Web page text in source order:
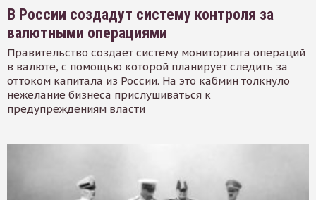
В России создадут систему контроля за
валютными операциями
Правительство создает систему мониторинга операций
в валюте, с помощью которой планирует следить за
оттоком капитала из России. На это кабмин толкнуло
нежелание бизнеса прислушиваться к
предупреждениям власти